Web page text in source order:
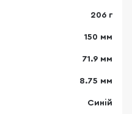
206 г
150 мм
71.9 мм
8.75 мм
Синій